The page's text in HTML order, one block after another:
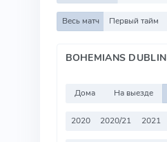
Весь матч Первый тайм
BOHEMIANS DUBLIN
Дома На выезде
2020 2020/21 2021